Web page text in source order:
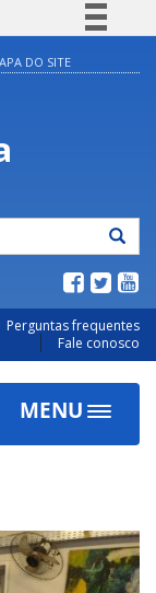
informação
DO SITE
Perguntas frequentes
Fale conosco
MENU
Toggle